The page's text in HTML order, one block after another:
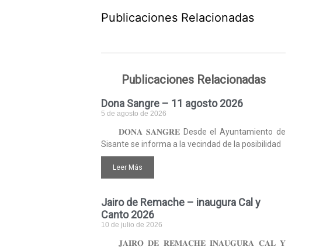
Publicaciones Relacionadas
Publicaciones Relacionadas
Dona Sangre – 11 agosto 2026
5 de agosto de 2026
𝐃𝐎𝐍𝐀 𝐒𝐀𝐍𝐆𝐑𝐄 Desde el Ayuntamiento de
Sisante se informa a la vecindad de la posibilidad
Leer Más
Jairo de Remache – inaugura Cal y
Canto 2026
10 de julio de 2026
𝐉𝐀𝐈𝐑𝐎 𝐃𝐄 𝐑𝐄𝐌𝐀𝐂𝐇𝐄 𝐈𝐍𝐀𝐔𝐆𝐔𝐑𝐀 𝐂𝐀𝐋 𝐘